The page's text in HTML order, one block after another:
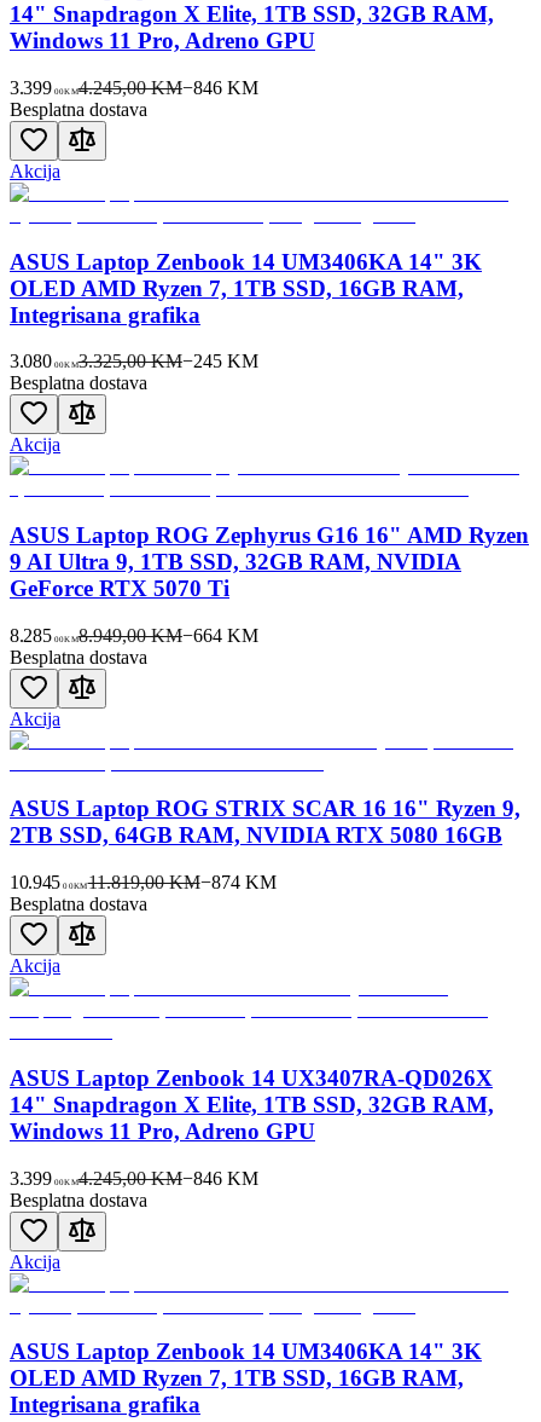
14" Snapdragon X Elite, 1TB SSD, 32GB RAM,
Windows 11 Pro, Adreno GPU
3.399 00KM4.245,00 KM−846KM
Besplatna dostava
Akcija
ASUS Laptop Zenbook 14 UM3406KA 14" 3K
OLED AMD Ryzen 7, 1TB SSD, 16GB RAM,
Integrisana grafika
3.080 00KM3.325,00 KM−245KM
Besplatna dostava
Akcija
ASUS Laptop ROG Zephyrus G16 16" AMD Ryzen
9 AI Ultra 9, 1TB SSD, 32GB RAM, NVIDIA
GeForce RTX 5070 Ti
8.285 00KM8.949,00 KM−664KM
Besplatna dostava
Akcija
ASUS Laptop ROG STRIX SCAR 16 16" Ryzen 9,
2TB SSD, 64GB RAM, NVIDIA RTX 5080 16GB
10.945 00KM11.819,00 KM−874KM
Besplatna dostava
Akcija
ASUS Laptop Zenbook 14 UX3407RA-QD026X
14" Snapdragon X Elite, 1TB SSD, 32GB RAM,
Windows 11 Pro, Adreno GPU
3.399 00KM4.245,00 KM−846KM
Besplatna dostava
Akcija
ASUS Laptop Zenbook 14 UM3406KA 14" 3K
OLED AMD Ryzen 7, 1TB SSD, 16GB RAM,
Integrisana grafika